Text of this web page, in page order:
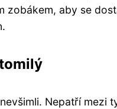
zobákem, aby se
Nepatří mezi